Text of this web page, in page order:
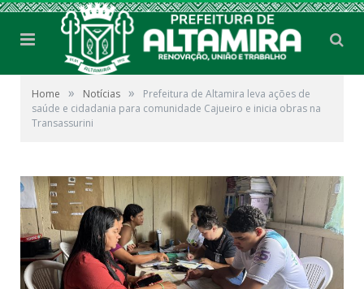
Home » Notícias »
Prefeitura de Altamira leva ações de
saúde e cidadania para comunidade Cajueiro e inicia obras na
Transassurini